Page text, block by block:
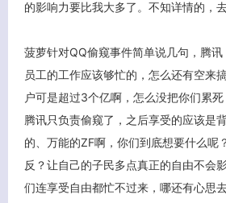
的影响力要比我大多了。不知详情的，
菠萝针对QQ偷窥事件简单说几句，腾讯
员工的工作应该够忙的，怎么还有空来
户可是超过3个亿啊，怎么没把你们累
腾讯只负责偷窥了，之后享受的应该是
的、万能的ZF啊，你们到底想要什么呢
反？让自己的子民多点真正的自由不会
们连享受自由都忙不过来，哪还有心思